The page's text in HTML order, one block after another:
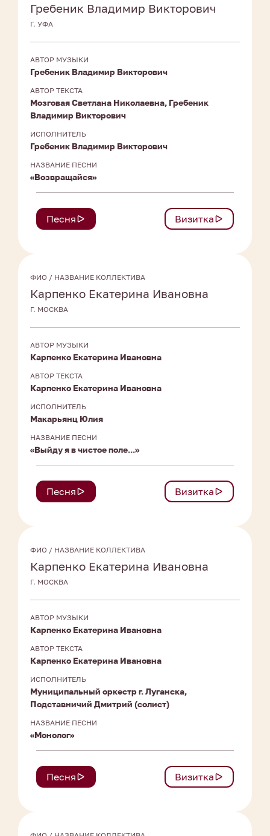
Гребеник Владимир Викторович
Г. УФА
АВТОР МУЗЫКИ
Гребеник Владимир Викторович
АВТОР ТЕКСТА
Мозговая Светлана Николаевна, Гребеник
Владимир Викторович
ИСПОЛНИТЕЛЬ
Гребеник Владимир Викторович
НАЗВАНИЕ ПЕСНИ
«Возвращайся»
Песня Визитка
ФИО / НАЗВАНИЕ КОЛЛЕКТИВА
Карпенко Екатерина Ивановна
Г. МОСКВА
АВТОР МУЗЫКИ
Карпенко Екатерина Ивановна
АВТОР ТЕКСТА
Карпенко Екатерина Ивановна
ИСПОЛНИТЕЛЬ
Макарьянц Юлия
НАЗВАНИЕ ПЕСНИ
«Выйду я в чистое поле...»
Песня Визитка
ФИО / НАЗВАНИЕ КОЛЛЕКТИВА
Карпенко Екатерина Ивановна
Г. МОСКВА
АВТОР МУЗЫКИ
Карпенко Екатерина Ивановна
АВТОР ТЕКСТА
Карпенко Екатерина Ивановна
ИСПОЛНИТЕЛЬ
Муниципальный оркестр г. Луганска,
Подставничий Дмитрий (солист)
НАЗВАНИЕ ПЕСНИ
«Монолог»
Песня Визитка